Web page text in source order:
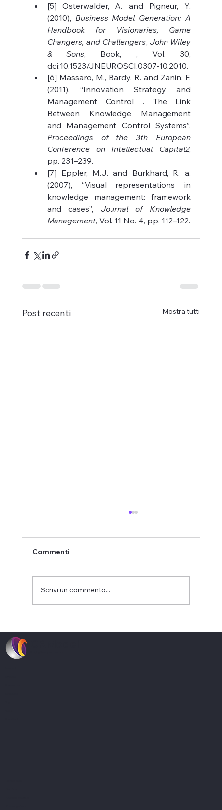
[5] Osterwalder, A. and Pigneur, Y.
(2010), Business Model Generation: A
Handbook for Visionaries, Game
Changers, and Challengers, John Wiley
& Sons, Book, , Vol. 30,
doi:10.1523/JNEUROSCI.0307-10.2010.
[6] Massaro, M., Bardy, R. and Zanin, F.
(2011), “Innovation Strategy and
Management Control . The Link
Between Knowledge Management
Proceedings of the 3th European
Conference on Intellectual Capital2,
pp. 231–239.
[7] Eppler, M.J. and Burkhard, R. a.
(2007), “Visual representations in
knowledge management: framework
and cases”, Journal of Knowledge
Management, Vol. 11 No. 4, pp. 112–122.
Post recenti Mostra tutti
Commenti
Scrivi un commento...